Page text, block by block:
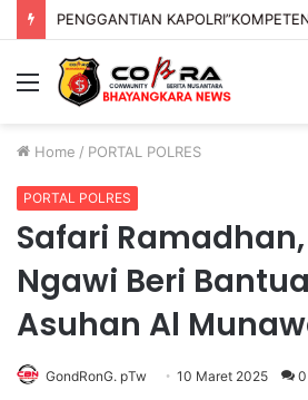
Menu
Home / PORTAL POLRES
PORTAL POLRES
Safari
Ngawi Beri
Asuhan Al
GondRonG. pTw 10 Maret 2025 0